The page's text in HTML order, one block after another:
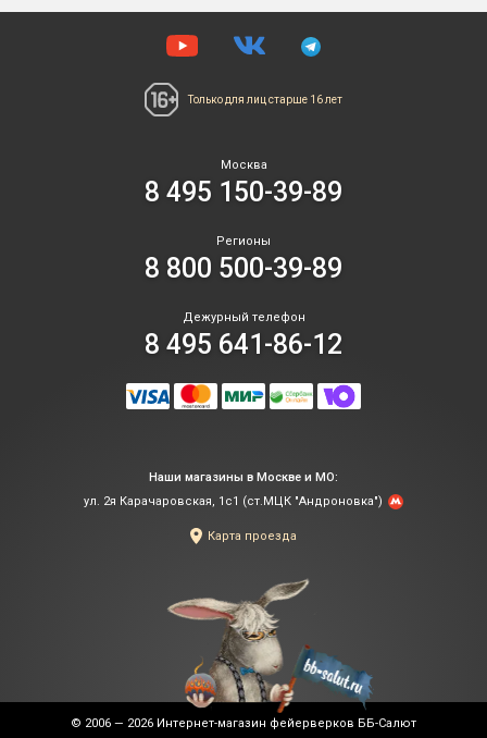
Только для лиц старше 16 лет
Москва
8 495 150-39-89
Регионы
8 800 500-39-89
Дежурный телефон
8 495 641-86-12
Наши магазины в Москве и МО:
ул. 2я Карачаровская, 1с1 (ст.МЦК "Андроновка")
Карта проезда
© 2006 — 2026 Интернет-магазин фейерверков ББ-Салют